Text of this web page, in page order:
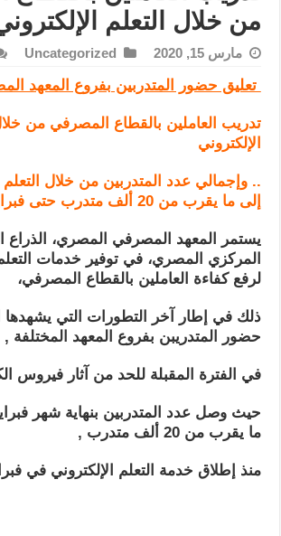
من خلال التعلم
مارس 15, 2020 Uncategorized
تعليق حضور المتدربين بفروع المعهد
تدريب العاملين بالقطاع المصرفي من
الإلكتروني
.. وإجمالي عدد المتدربين من خلال التعلم
إلى ما يقرب من 20 ألف متدرب حتى
فبراير
يستمر المعهد المصرفي المصري، الذراع
المركزي المصري، في توفير خدمات التعلم
لرفع كفاءة العاملين بالقطاع المصرفي،
ذلك في إطار آخر التطورات التي يشهدها
حضور المتدريبن بفروع المعهد المختلفة ,
في الفترة المقبلة للحد من آثار فيروس
حيث وصل عدد المتدربين بنهاية شهر
ما يقرب من 20 ألف متدرب ,
منذ إطلاق خدمة التعلم الإلكتروني في فبراير